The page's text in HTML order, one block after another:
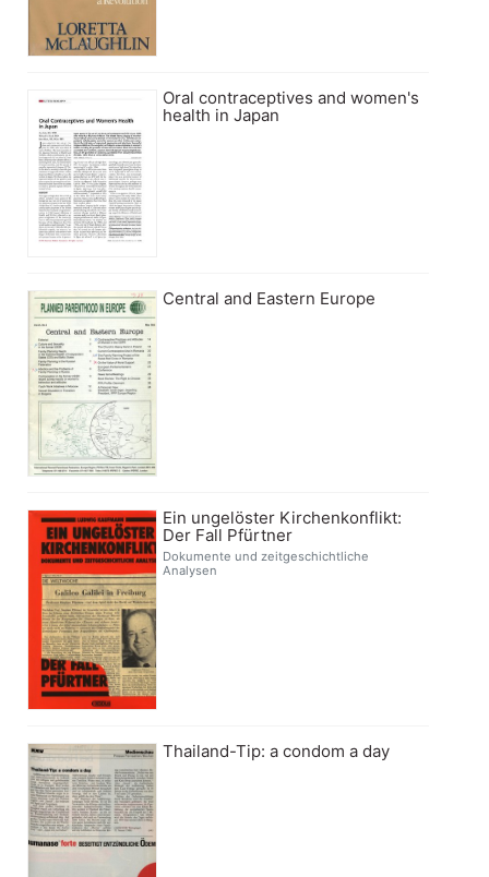
Oral contraceptives and women's
health in Japan
Central and Eastern Europe
Ein ungelöster Kirchenkonflikt:
Der Fall Pfürtner
Dokumente und zeitgeschichtliche
Analysen
Thailand-Tip: a condom a day